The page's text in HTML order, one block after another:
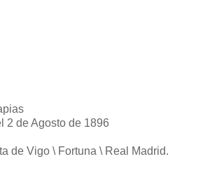
2 de Agosto de 1896
de Vigo \ Fortuna \ Real Madrid.